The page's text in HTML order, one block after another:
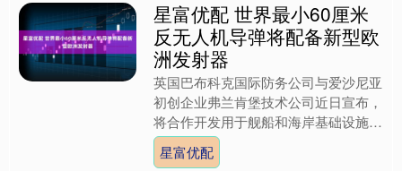
星富优配 世界最小60厘米
反无人机导弹将配备新型欧
洲发射器
英国巴布科克国际防务公司与爱沙尼亚
初创企业弗兰肯堡技术公司近日宣布，
将合作开发用于舰船和海岸基础设施防
御的集装箱式导弹发射系统，以应对低
成本单向攻击无人机威胁。....
星富优配